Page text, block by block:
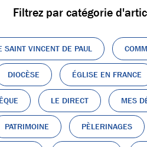
Filtrez par catégorie
SAINT VINCENT DE PAUL
DIOCÈSE ÉGLISE EN FRANCE
LE DIRECT MES
PATRIMOINE PÈLERINAGES